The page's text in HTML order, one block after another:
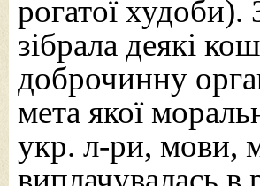
рогатої худоби).
зібрала деякі
доброчинну
мета якої
укр. л-ри, мови,